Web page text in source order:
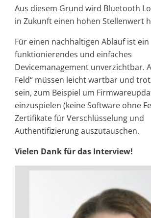
Aus diesem Grund wird Bluetooth
in Zukunft einen hohen Stellenwert
Für einen nachhaltigen Ablauf ist ein
funktionierendes und einfaches
Devicemanagement unverzichtbar.
Feld“ müssen leicht wartbar und
sein, zum Beispiel um
einzuspielen (keine Software ohne
Zertifikate für Verschlüsselung und
Authentifizierung auszutauschen.
Vielen Dank für das Interview!